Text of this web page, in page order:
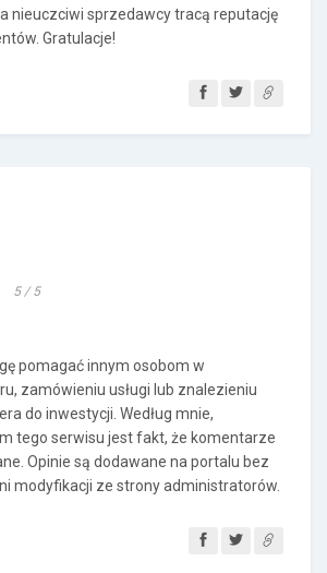
nieuczciwi sprzedawcy tracą reputację
Gratulacje!
5 / 5
pomagać innym osobom w
zamówieniu usługi lub znalezieniu
do inwestycji. Według mnie,
tego serwisu jest fakt, że komentarze
Opinie są dodawane na portalu bez
modyfikacji ze strony administratorów.